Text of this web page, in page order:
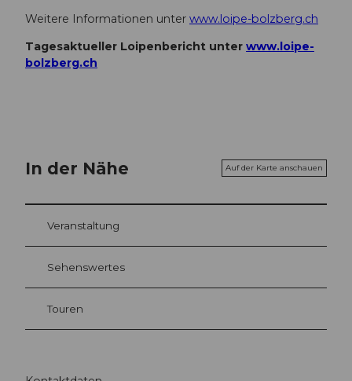
Weitere Informationen unter www.loipe-bolzberg.ch
Tagesaktueller Loipenbericht unter www.loipe-
bolzberg.ch
In der Nähe Auf der Karte anschauen
Veranstaltung
Sehenswertes
Touren